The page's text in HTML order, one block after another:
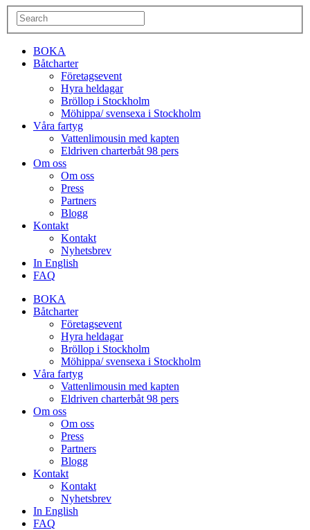
BOKA
Båtcharter
Företagsevent
Hyra heldagar
Bröllop i Stockholm
Möhippa/ svensexa i Stockholm
Våra fartyg
Vattenlimousin med kapten
Eldriven charterbåt 98 pers
Om oss
Om oss
Press
Partners
Blogg
Kontakt
Kontakt
Nyhetsbrev
In English
FAQ
BOKA
Båtcharter
Företagsevent
Hyra heldagar
Bröllop i Stockholm
Möhippa/ svensexa i Stockholm
Våra fartyg
Vattenlimousin med kapten
Eldriven charterbåt 98 pers
Om oss
Om oss
Press
Partners
Blogg
Kontakt
Kontakt
Nyhetsbrev
In English
FAQ